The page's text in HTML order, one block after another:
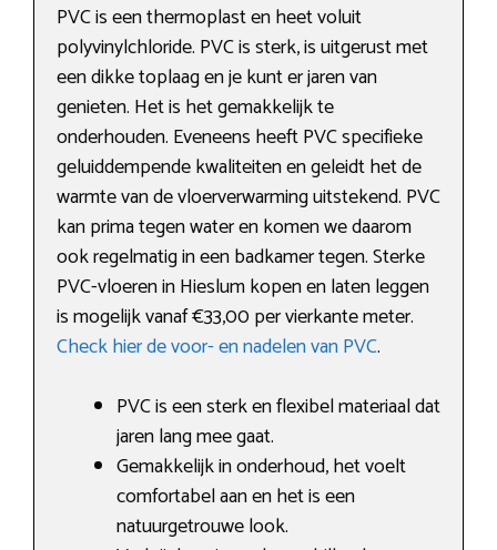
PVC is een thermoplast en heet voluit
polyvinylchloride. PVC is sterk, is uitgerust met
een dikke toplaag en je kunt er jaren van
genieten. Het is het gemakkelijk te
onderhouden. Eveneens heeft PVC specifieke
geluiddempende kwaliteiten en geleidt het de
warmte van de vloerverwarming uitstekend. PVC
kan prima tegen water en komen we daarom
ook regelmatig in een badkamer tegen. Sterke
PVC-vloeren in Hieslum kopen en laten leggen
is mogelijk vanaf €33,00 per vierkante meter.
Check hier de voor- en nadelen van PVC.
PVC is een sterk en flexibel materiaal dat
jaren lang mee gaat.
Gemakkelijk in onderhoud, het voelt
comfortabel aan en het is een
natuurgetrouwe look.